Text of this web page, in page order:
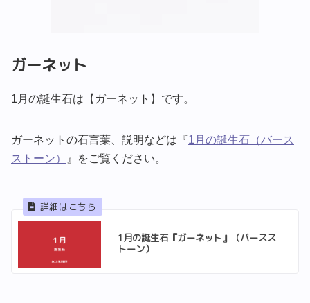
ガーネット
1月の誕生石は【ガーネット】です。
ガーネットの石言葉、説明などは『1月の誕生石（バース
ストーン）
』をご覧ください。
1月の誕生石『ガーネット』（バースス
トーン）